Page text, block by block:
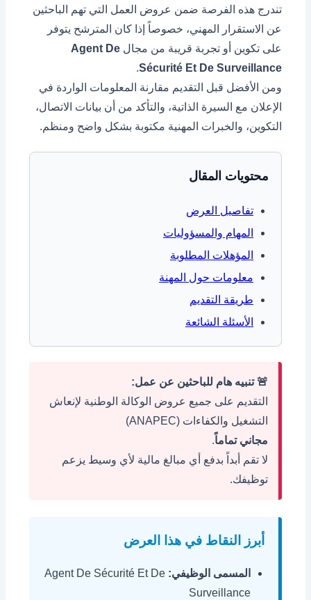
تندرج هذه الفرصة ضمن عروض العمل التي تهم الباحثين
عن الاستقرار المهني، خصوصاً إذا كان المترشح يتوفر
على تكوين أو تجربة قريبة من مجال Agent De
Sécurité Et De Surveillance
.
ومن الأفضل قبل التقديم مقارنة المعلومات الواردة في
الإعلان مع السيرة الذاتية، والتأكد من أن بيانات الاتصال،
التكوين، والخبرات المهنية مكتوبة بشكل واضح ومنظم.
محتويات المقال
تفاصيل العرض
المهام والمسؤوليات
المؤهلات المطلوبة
معلومات حول المهنة
طريقة التقديم
الأسئلة الشائعة
🚨 تنبيه هام للباحثين عن عمل:
التقديم على جميع عروض الوكالة الوطنية لإنعاش
التشغيل والكفاءات (ANAPEC)
مجاني تماماً.
لا تقم أبداً بدفع أي مبالغ مالية لأي وسيط يزعم
توظيفك.
أبرز النقاط في هذا العرض
المسمى الوظيفي: Agent De Sécurité Et De
Surveillance